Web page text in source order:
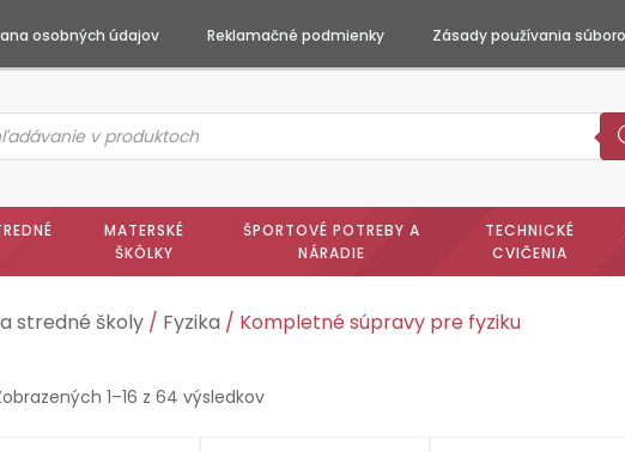
osobných údajov Reklamačné podmienky Zásady používania
MATERSKÉ
ŠKÔLKY
ŠPORTOVÉ POTREBY A
NÁRADIE
TECHNICKÉ
CVIČENIA
stredné školy / Fyzika / Kompletné súpravy pre fyziku
1–16 z 64 výsledkov